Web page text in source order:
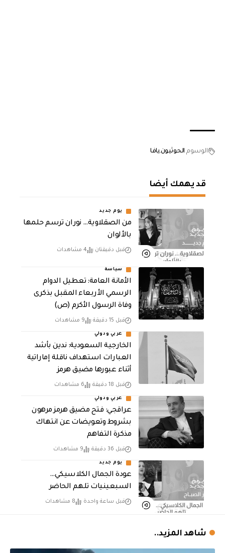
الوسوم الحوثيونيافا
قد يهمك أيضا
يوم جديد
من الصقلاوية… نوران ترسم حلمها
بالألوان
قبل دقيقتان 4 مشاهدات
سياسة
الأمانة العامة: تعطيل الدوام
الرسمي الأربعاء المقبل بذكرى
وفاة الرسول الأكرم (ص)
قبل 15 دقيقة 9 مشاهدات
عربي ودولي
‏الخارجية السعودية: ندين بأشد
العبارات استهداف ناقلة إماراتية
أثناء عبورها مضيق هرمز
قبل 18 دقيقة 6 مشاهدات
عربي ودولي
عراقجي: فتح مضيق هرمز مرهون
بشروط وتعويضات عن انتهاك
مذكرة التفاهم
قبل 36 دقيقة 9 مشاهدات
يوم جديد
عودة الجمال الكلاسيكي…
السبعينيات تلهم الحاضر
قبل ساعة واحدة 8 مشاهدات
شاهد المزيد..